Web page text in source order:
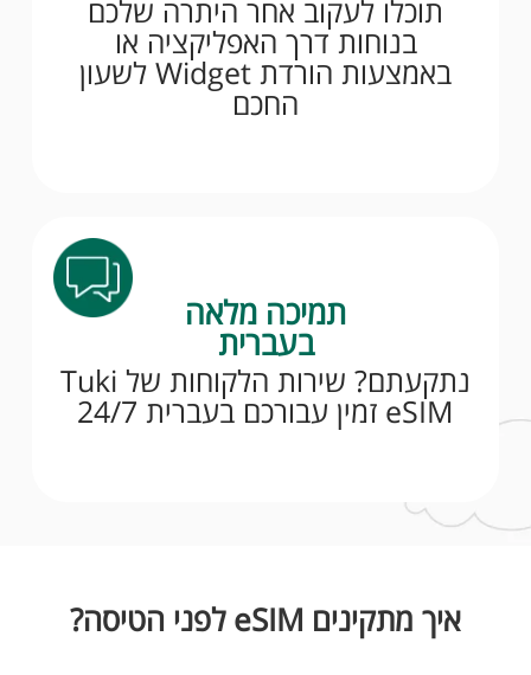
תוכלו לעקוב אחר היתרה שלכם
בנוחות דרך האפליקציה או
באמצעות הורדת Widget לשעון
החכם
תמיכה מלאה
בעברית
נתקעתם? שירות הלקוחות של Tuki
eSIM זמין עבורכם בעברית 24/7
איך מתקינים eSIM לפני הטיסה?